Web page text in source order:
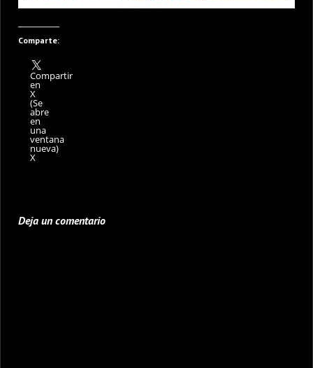
Comparte:
Compartir
en
X
(Se
abre
en
una
ventana
nueva)
X
Deja un comentario